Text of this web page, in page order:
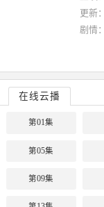
更新：
剧情：
在线云播
第01集
第05集
第09集